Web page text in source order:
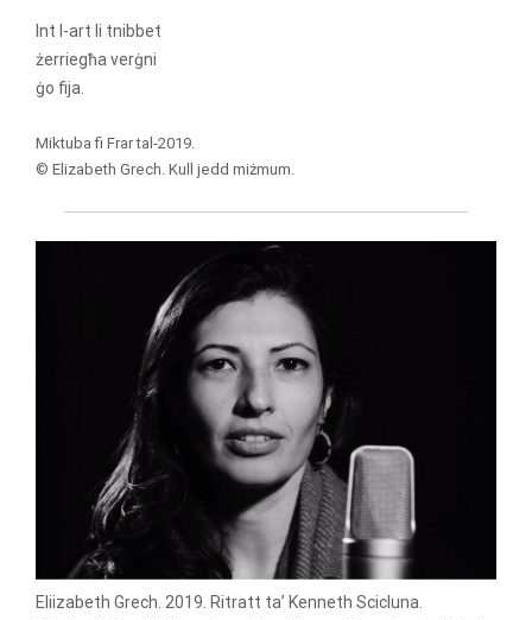
Int l-art li tnibbet
żerriegħa verġni
ġo fija.
Miktuba fi Frar tal-2019.
© Elizabeth Grech. Kull jedd miżmum.
Eliizabeth Grech. 2019. Ritratt ta’ Kenneth Scicluna.